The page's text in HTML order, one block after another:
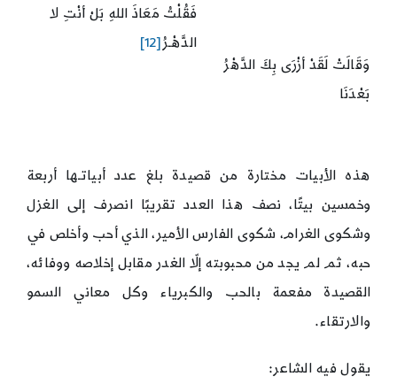
وَقَالَتْ لَقَدْ أزْرَى بِكَ الدَّهْرُ
بَعْدَنَا
فَقُلْتُ مَعَاذَ اللهِ بَلْ أنْتِ لا
الدَّهْـرُ [12]
هذه الأبيات مختارة من قصيدة بلغ عدد أبياتـها أربعة
وخمسين بيتًا، نصف هذا العدد تقريبًا انصرف إلى الغزل
وشكوى الغرام، شكوى الفارس الأمير، الذي أحب وأخلص في
حبه، ثم لم يجد من محبوبته إلّا الغدر مقابل إخلاصه ووفائه،
القصيدة مفعمة بالحب والكبرياء وكل معاني السمو
والارتقاء.
يقول فيه الشاعر: